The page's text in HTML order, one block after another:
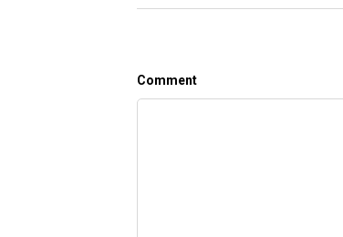
Comment